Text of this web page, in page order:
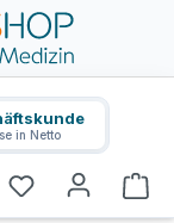
in Netto